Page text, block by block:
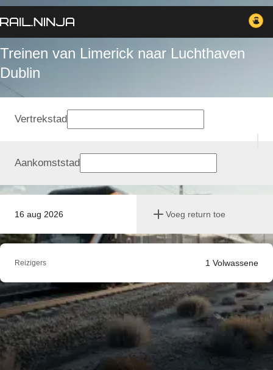
Treinen van Limerick naar Luchthaven
Dublin
16 aug 2026 Voeg return toe
Vertrekstad
Aankomststad
Reizigers 1 Volwassene